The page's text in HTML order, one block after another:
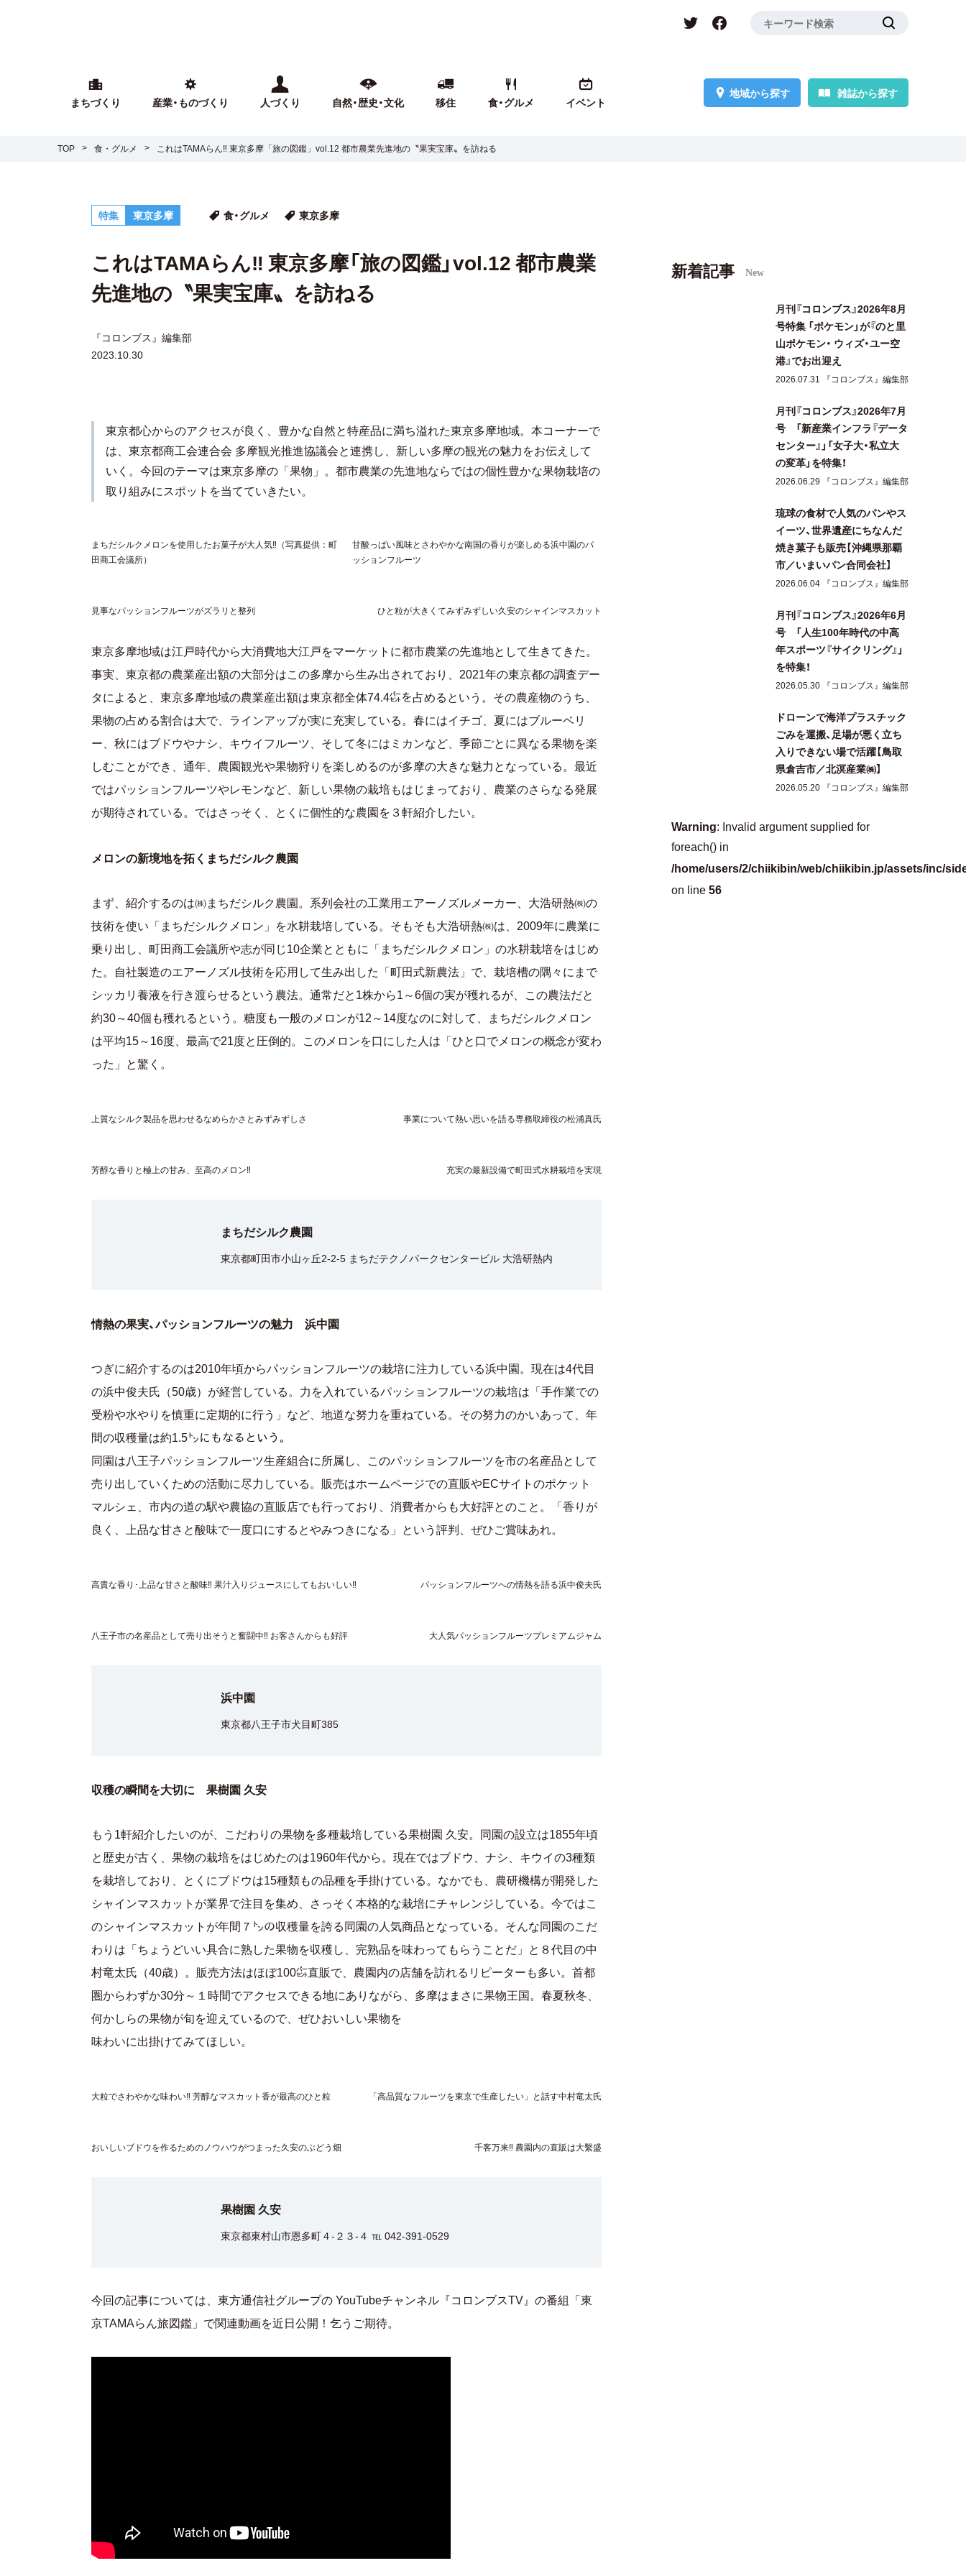
まちづくり 産業・ものづくり 人づくり 自然・歴史・文化 移住 食・グルメ イベント
地域から探す 雑誌から探す
TOP 食・グルメ これはTAMAらん‼ 東京多摩「旅の図鑑」vol.12 都市農業先進地の〝果実宝庫〟を訪ねる
特集 東京多摩 食・グルメ 東京多摩
これはTAMAらん‼ 東京多摩「旅の図鑑」vol.12 都市農業
先進地の〝果実宝庫〟を訪ねる
『コロンブス』編集部
2023.10.30
東京都心からのアクセスが良く、豊かな自然と特産品に満ち溢れた東京多摩地域。本コーナーで
は、東京都商工会連合会 多摩観光推進協議会と連携し、新しい多摩の観光の魅力をお伝えして
いく。今回のテーマは東京多摩の「果物」。都市農業の先進地ならではの個性豊かな果物栽培の
取り組みにスポットを当てていきたい。
まちだシルクメロンを使用したお菓子が大人気‼（写真提供：町
田商工会議所）
甘酸っぱい風味とさわやかな南国の香りが楽しめる浜中園のパ
ッションフルーツ
見事なパッションフルーツがズラリと整列 ひと粒が大きくてみずみずしい久安のシャインマスカット
東京多摩地域は江戸時代から大消費地大江戸をマーケットに都市農業の先進地として生きてきた。
事実、東京都の農業産出額の大部分はこの多摩から生み出されており、2021年の東京都の調査デー
タによると、東京多摩地域の農業産出額は東京都全体74.4㌫を占めるという。その農産物のうち、
果物の占める割合は大で、ラインアップが実に充実している。春にはイチゴ、夏にはブルーベリ
ー、秋にはブドウやナシ、キウイフルーツ、そして冬にはミカンなど、季節ごとに異なる果物を楽
しむことができ、通年、農園観光や果物狩りを楽しめるのが多摩の大きな魅力となっている。最近
ではパッションフルーツやレモンなど、新しい果物の栽培もはじまっており、農業のさらなる発展
が期待されている。ではさっそく、とくに個性的な農園を３軒紹介したい。
メロンの新境地を拓く まちだシルク農園
まず、紹介するのは㈱まちだシルク農園。系列会社の工業用エアーノズルメーカー、大浩研熱㈱の
技術を使い「まちだシルクメロン」を水耕栽培している。そもそも大浩研熱㈱は、2009年に農業に
乗り出し、町田商工会議所や志が同じ10企業とともに「まちだシルクメロン」の水耕栽培をはじめ
た。自社製造のエアーノズル技術を応用して生み出した「町田式新農法」で、栽培槽の隅々にまで
シッカリ養液を行き渡らせるという農法。通常だと1株から1～6個の実が穫れるが、この農法だと
約30～40個も穫れるという。糖度も一般のメロンが12～14度なのに対して、まちだシルクメロン
は平均15～16度、最高で21度と圧倒的。このメロンを口にした人は「ひと口でメロンの概念が変わ
った」と驚く。
上質なシルク製品を思わせるなめらかさとみずみずしさ 事業について熱い思いを語る専務取締役の松浦真氏
芳醇な香りと極上の甘み、至高のメロン‼ 充実の最新設備で町田式水耕栽培を実現
まちだシルク農園
東京都町田市小山ヶ丘2-2-5 まちだテクノパークセンタービル 大浩研熱内
情熱の果実、パッションフルーツの魅力 浜中園
つぎに紹介するのは2010年頃からパッションフルーツの栽培に注力している浜中園。現在は4代目
の浜中俊夫氏（50歳）が経営している。力を入れているパッションフルーツの栽培は「手作業での
受粉や水やりを慎重に定期的に行う」など、地道な努力を重ねている。その努力のかいあって、年
間の収穫量は約1.5㌧にもなるという。
同園は八王子パッションフルーツ生産組合に所属し、このパッションフルーツを市の名産品として
売り出していくための活動に尽力している。販売はホームページでの直販やECサイトのポケット
マルシェ、市内の道の駅や農協の直販店でも行っており、消費者からも大好評とのこと。「香りが
良く、上品な甘さと酸味で一度口にするとやみつきになる」という評判、ぜひご賞味あれ。
高貴な香り･上品な甘さと酸味‼ 果汁入りジュースにしてもおいしい‼ パッションフルーツへの情熱を語る浜中俊夫氏
八王子市の名産品として売り出そうと奮闘中‼ お客さんからも好評 大人気パッションフルーツプレミアムジャム
浜中園
東京都八王子市犬目町385
収穫の瞬間を大切に 果樹園 久安
もう1軒紹介したいのが、こだわりの果物を多種栽培している果樹園 久安。同園の設立は1855年頃
と歴史が古く、果物の栽培をはじめたのは1960年代から。現在ではブドウ、ナシ、キウイの3種類
を栽培しており、とくにブドウは15種類もの品種を手掛けている。なかでも、農研機構が開発した
シャインマスカットが業界で注目を集め、さっそく本格的な栽培にチャレンジしている。今ではこ
のシャインマスカットが年間７㌧の収穫量を誇る同園の人気商品となっている。そんな同園のこだ
わりは「ちょうどいい具合に熟した果物を収穫し、完熟品を味わってもらうことだ」と８代目の中
村竜太氏（40歳）。販売方法はほぼ100㌫直販で、農園内の店舗を訪れるリピーターも多い。首都
圏からわずか30分～１時間でアクセスできる地にありながら、多摩はまさに果物王国。春夏秋冬、
何かしらの果物が旬を迎えているので、ぜひおいしい果物を
味わいに出掛けてみてほしい。
大粒でさわやかな味わい‼ 芳醇なマスカット香が最高のひと粒 「高品質なフルーツを東京で生産したい」と話す中村竜太氏
おいしいブドウを作るためのノウハウがつまった久安のぶどう畑 千客万来‼ 農園内の直販は大繫盛
果樹園 久安
東京都東村山市恩多町４-２３-４ ℡ 042-391-0529
今回の記事については、東方通信社グループの YouTubeチャンネル『コロンブスTV』の番組「東
京TAMAらん旅図鑑」で関連動画を近日公開！乞うご期待。
新着記事 New
月刊『コロンブス』2026年8月
号特集 「ポケモン」が『のと里
山ポケモン・ ウィズ・ユー空
港』でお出迎え
2026.07.31 『コロンブス』編集部
月刊『コロンブス』2026年7月
号 「新産業インフラ『データ
センター』」「女子大・私立大
の変革」を特集！
2026.06.29 『コロンブス』編集部
琉球の食材で人気のパンやス
イーツ、世界遺産にちなんだ
焼き菓子も販売【沖縄県那覇
市／いまいパン合同会社】
2026.06.04 『コロンブス』編集部
月刊『コロンブス』2026年6月
号 「人生100年時代の中高
年スポーツ『サイクリング』」
を特集！
2026.05.30 『コロンブス』編集部
ドローンで海洋プラスチック
ごみを運搬、足場が悪く立ち
入りできない場で活躍【鳥取
県倉吉市／北溟産業㈱】
2026.05.20 『コロンブス』編集部
Warning: Invalid argument supplied for
foreach() in
/home/users/2/chiikibin/web/chiikibin.jp/assets/inc/
on line 56